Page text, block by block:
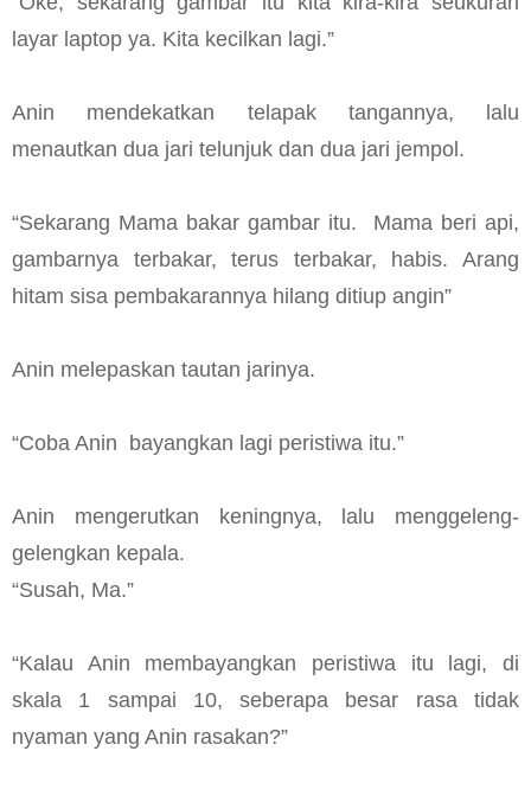
layar laptop ya. Kita kecilkan lagi.”
Anin mendekatkan telapak tangannya, lalu
menautkan dua jari telunjuk dan dua jari jempol.
“Sekarang Mama bakar gambar itu. Mama beri api,
gambarnya terbakar, terus terbakar, habis. Arang
hitam sisa pembakarannya hilang ditiup angin”
Anin melepaskan tautan jarinya.
“Coba Anin bayangkan lagi peristiwa itu.”
Anin mengerutkan keningnya, lalu menggeleng-
gelengkan kepala.
“Susah, Ma.”
“Kalau Anin membayangkan peristiwa itu lagi, di
skala 1 sampai 10, seberapa besar rasa tidak
nyaman yang Anin rasakan?”